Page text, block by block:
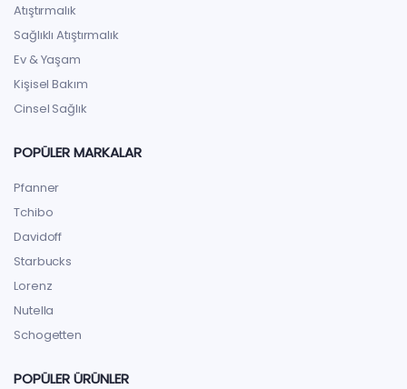
Atıştırmalık
Sağlıklı Atıştırmalık
Ev & Yaşam
Kişisel Bakım
Cinsel Sağlık
POPÜLER MARKALAR
Pfanner
Tchibo
Davidoff
Starbucks
Lorenz
Nutella
Schogetten
POPÜLER ÜRÜNLER